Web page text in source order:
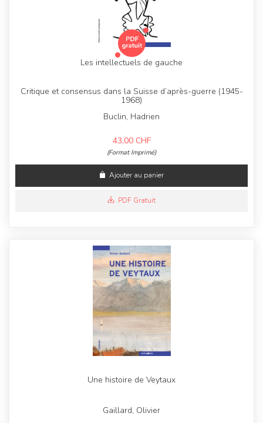
Les intellectuels de gauche
Critique et consensus dans la Suisse d’après-guerre (1945-
1968)
Buclin, Hadrien
43,00 CHF
(Format Imprimé)
Ajouter au panier
PDF Gratuit
Une histoire de Veytaux
Gaillard, Olivier